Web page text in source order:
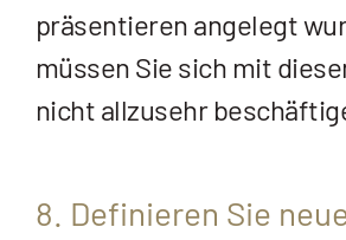
präsentieren angelegt
müssen Sie sich mit
nicht allzusehr
8. Definieren Sie